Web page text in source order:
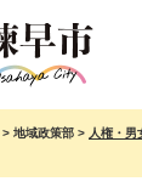
> 地域政策部 > 人権・男